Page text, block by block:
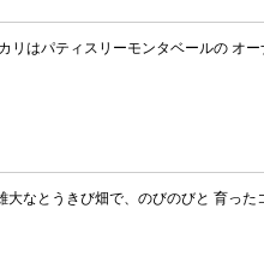
はパティスリーモンタベールの オ
なとうきび畑で、のびのびと 育っ